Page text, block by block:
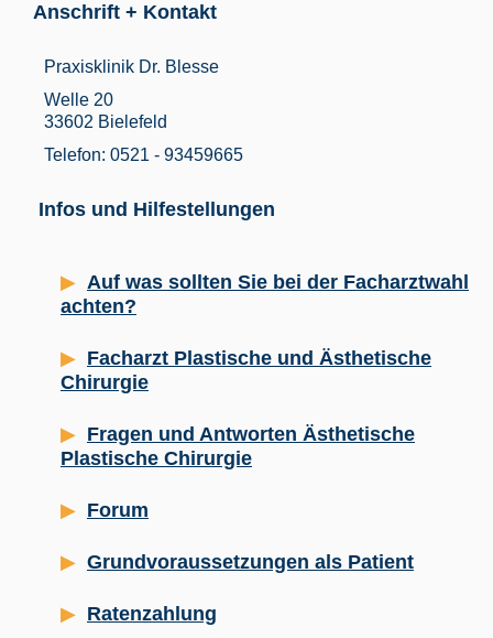
Anschrift + Kontakt
Praxisklinik Dr. Blesse
Welle 20
33602 Bielefeld
Telefon: 0521 - 93459665
Infos und Hilfestellungen
Auf was sollten Sie bei der Facharztwahl
achten?
Facharzt Plastische und Ästhetische
Chirurgie
Fragen und Antworten Ästhetische
Plastische Chirurgie
Forum
Grundvoraussetzungen als Patient
Ratenzahlung